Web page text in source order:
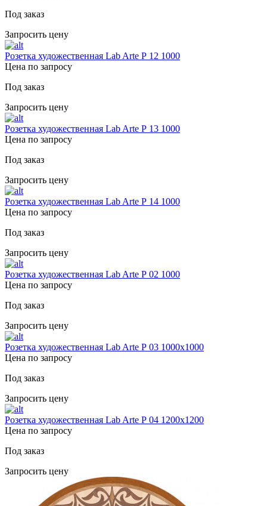
Под заказ
Запросить цену
Розетка художественная Lab Arte Р 12 1000
Цена по запросу
Под заказ
Запросить цену
Розетка художественная Lab Arte Р 13 1000
Цена по запросу
Под заказ
Запросить цену
Розетка художественная Lab Arte Р 14 1000
Цена по запросу
Под заказ
Запросить цену
Розетка художественная Lab Arte Р 02 1000
Цена по запросу
Под заказ
Запросить цену
Розетка художественная Lab Arte Р 03 1000х1000
Цена по запросу
Под заказ
Запросить цену
Розетка художественная Lab Arte Р 04 1200х1200
Цена по запросу
Под заказ
Запросить цену